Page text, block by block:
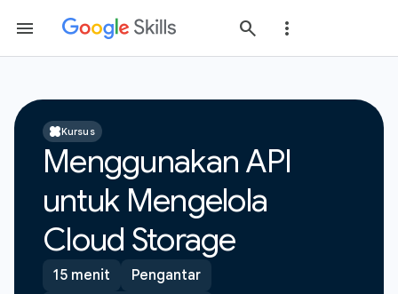
Kursus
Menggunakan API
untuk Mengelola
Cloud Storage
15 menit
Pengantar